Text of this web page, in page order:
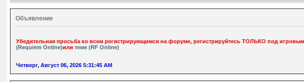
Объявление
Убедительная просьба ко всем регистрирующимся на форуме, регистрируйтесь ТОЛЬКО под
(Requiem Online)илитеме (RF Online)
Четверг, Август 06, 2026 5:31:46 AM